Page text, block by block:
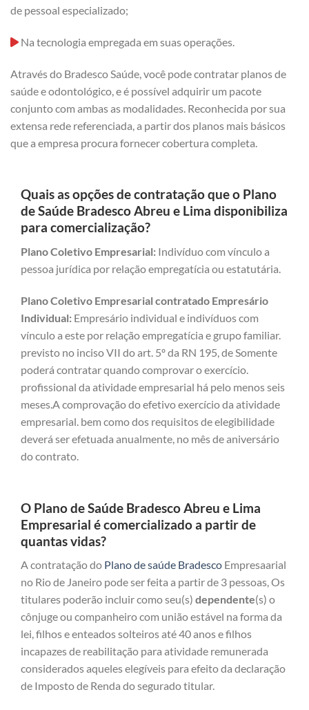
de pessoal especializado;
Na tecnologia empregada em suas operações.
Através do Bradesco Saúde, você pode contratar planos de
saúde e odontológico, e é possível adquirir um pacote
conjunto com ambas as modalidades. Reconhecida por sua
extensa rede referenciada, a partir dos planos mais básicos
que a empresa procura fornecer cobertura completa.
Quais as opções de contratação que o Plano
de Saúde Bradesco Abreu e Lima disponibiliza
para comercialização?
Plano Coletivo Empresarial: Indivíduo com vínculo a
pessoa jurídica por relação empregatícia ou estatutária.
Plano Coletivo Empresarial contratado Empresário
Individual: Empresário individual e indivíduos com
vínculo a este por relação empregatícia e grupo familiar.
previsto no inciso VII do art. 5º da RN 195, de Somente
poderá contratar quando comprovar o exercício.
profissional da atividade empresarial há pelo menos seis
meses.A comprovação do efetivo exercício da atividade
empresarial. bem como dos requisitos de elegibilidade
deverá ser efetuada anualmente, no mês de aniversário
do contrato.
O Plano de Saúde Bradesco Abreu e Lima
Empresarial é comercializado a partir de
quantas vidas?
A contratação do Plano de saúde Bradesco Empresaarial
no Rio de Janeiro pode ser feita a partir de 3 pessoas, Os
titulares poderão incluir como seu(s) dependente(s) o
cônjuge ou companheiro com união estável na forma da
lei, filhos e enteados solteiros até 40 anos e filhos
incapazes de reabilitação para atividade remunerada
considerados aqueles elegíveis para efeito da declaração
de Imposto de Renda do segurado titular.